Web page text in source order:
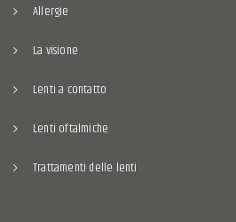
Allergie
La visione
Lenti a contatto
Lenti oftalmiche
Trattamenti delle lenti